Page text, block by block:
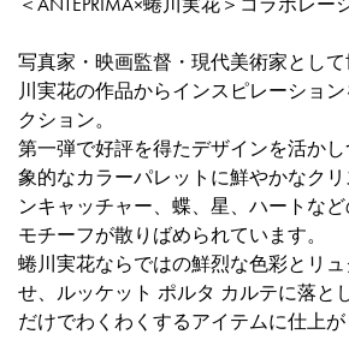
写真家・映画監督・現代美術家とし
川実花の作品からインスピレーショ
クション。
第一弾で好評を得たデザインを活か
象的なカラーパレットに鮮やかなク
ンキャッチャー、蝶、星、ハートな
モチーフが散りばめられています。
蜷川実花ならではの鮮烈な色彩とリ
せ、ルッケット ポルタ カルテに落と
だけでわくわくするアイテムに仕上が